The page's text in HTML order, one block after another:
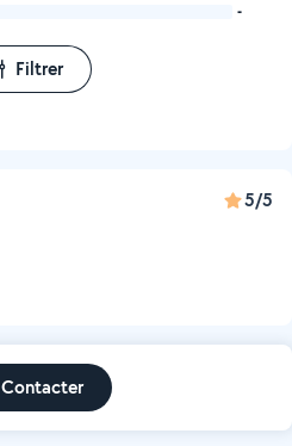
-
Filtrer
5/5
Contacter